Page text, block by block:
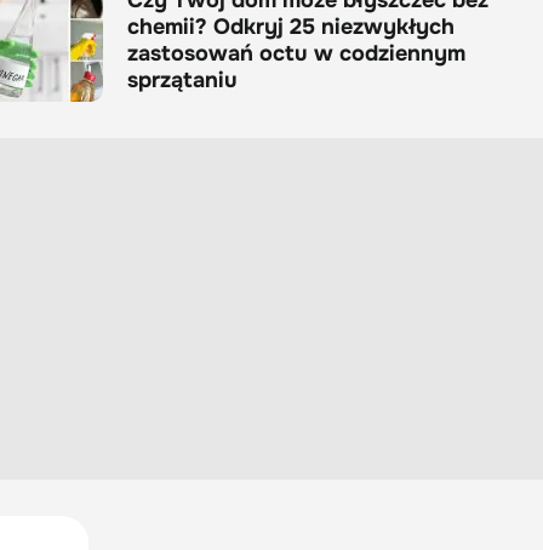
chemii? Odkryj 25 niezwykłych
zastosowań octu w codziennym
sprzątaniu